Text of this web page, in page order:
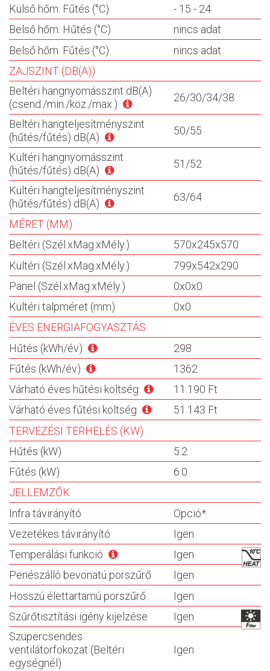
Külső hőm. Fűtés (°C)
- 15 - 24
Belső hőm. Hűtés (°C)
nincs adat
Belső hőm. Fűtés (°C)
nincs adat
ZAJSZINT (DB(A))
Beltéri hangnyomásszint dB(A)
(csend./min./köz./max.)
26/30/34/38
Beltéri hangteljesítményszint
(hűtés/fűtés) dB(A)
50/55
Kültéri hangnyomásszint
(hűtés/fűtés) dB(A)
51/52
Kültéri hangteljesítményszint
(hűtés/fűtés) dB(A)
63/64
MÉRET (MM)
Beltéri (Szél.xMag.xMély.)
570x245x570
Kültéri (Szél.xMag.xMély.)
799x542x290
Panel (Szél.xMag.xMély.)
0x0x0
Kültéri talpméret (mm)
0x0
ÉVES ENERGIAFOGYASZTÁS
Hűtés (kWh/év)
298
Fűtés (kWh/év)
1362
Várható éves hűtési költség
11.190 Ft
Várható éves fűtési költség
51.143 Ft
TERVEZÉSI TERHELÉS (KW)
Hűtés (kW)
5.2
Fűtés (kW)
6.0
JELLEMZŐK
Infra távirányító
Opció*
Vezetékes távirányító
Igen
Temperálási funkció
Igen
Penészálló bevonatú porszűrő
Igen
Hosszú élettartamú porszűrő
Igen
Szűrőtisztítási igény kijelzése
Igen
Szupercsendes
ventilátorfokozat (Beltéri
egységnél)
Igen